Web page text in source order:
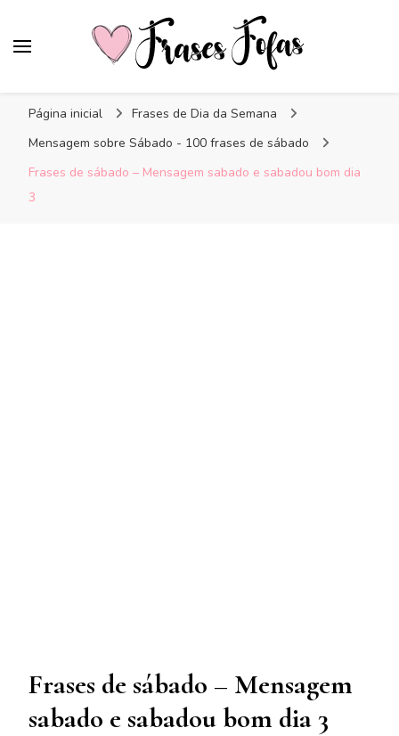
Página inicial
Frases de Dia da Semana
Mensagem sobre Sábado - 100 frases de sábado
Frases de sábado – Mensagem sabado e sabadou bom dia
3
Frases de sábado – Mensagem
sabado e sabadou bom dia 3